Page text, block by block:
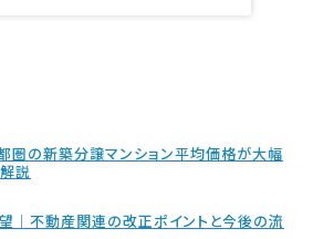
圏の新築分譲マンション平均価格が大幅
説
｜不動産関連の改正ポイントと今後の流